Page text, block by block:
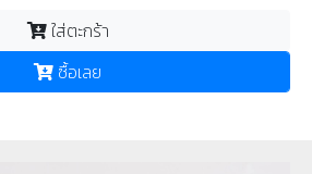
ใส่ตะกร้า
ซื้อเลย